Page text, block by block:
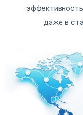
даже в